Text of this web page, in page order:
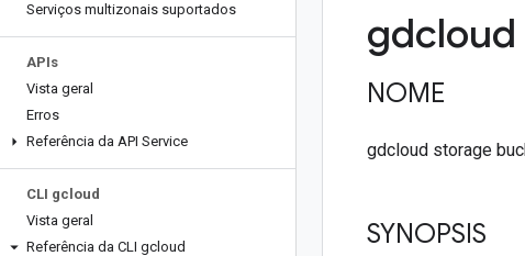
Serviços multizonais suportados
APIs
Vista geral
Erros
Referência da API Service
CLI gcloud
Vista geral
Referência da CLI gcloud
NOME
gdcloud storage
SYNOPSIS